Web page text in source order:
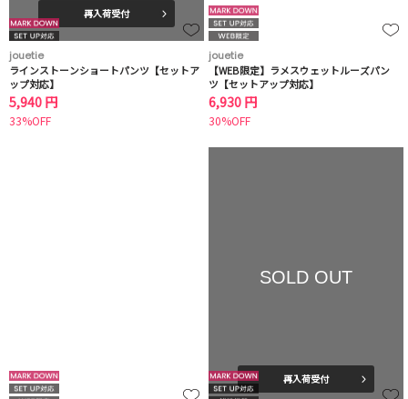
再入荷受付
jouetie
ラインストーンショートパンツ【セットア
ップ対応】
5,940 円
33%OFF
jouetie
【WEB限定】ラメスウェットルーズパン
ツ【セットアップ対応】
6,930 円
30%OFF
SOLD OUT
再入荷受付